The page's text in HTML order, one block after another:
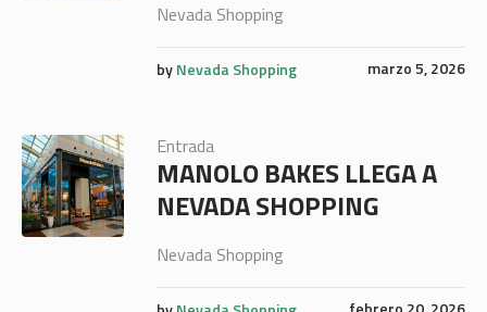
Nevada Shopping
marzo 5, 2026
byNevada Shopping
Entrada
MANOLO BAKES LLEGA A
NEVADA SHOPPING
Nevada Shopping